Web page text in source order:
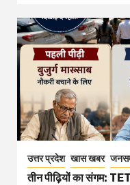
उत्तर प्रदेश खास खबर
तीन पीढ़ियों का संगम: